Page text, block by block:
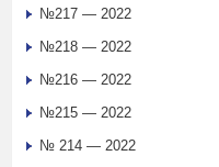
№217 — 2022
№218 — 2022
№216 — 2022
№215 — 2022
№ 214 — 2022